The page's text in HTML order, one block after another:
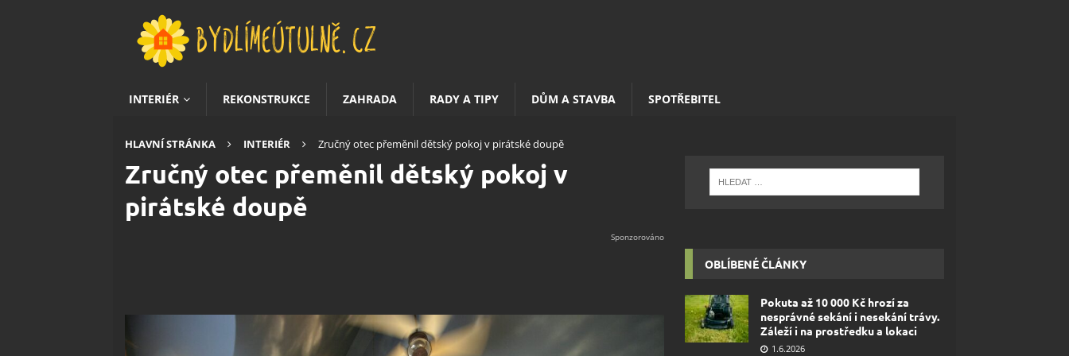
INTERIÉR REKONSTRUKCE ZAHRADA RADY A TIPY DŮM A STAVBA SPOTŘEBITEL
HLAVNÍ STRÁNKA INTERIÉR Zručný otec přeměnil dětský pokoj v pirátské doupě
Zručný otec přeměnil dětský pokoj v
pirátské doupě
OBLÍBENÉ ČLÁNKY
Pokuta až 10 000 Kč hrozí za
nesprávné sekání i nesekání trávy.
Záleží i na prostředku a lokaci
1.6.2026